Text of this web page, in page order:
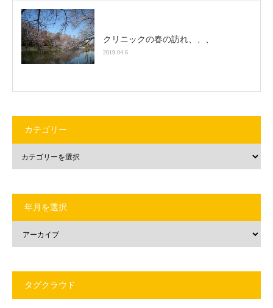
クリニックの春の訪れ、、、
2019.04.6
カテゴリー
年月を選択
タグクラウド